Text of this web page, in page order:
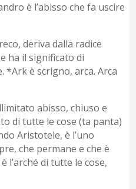
è l’abisso che fa uscire
deriva dalla radice
ha il significato di
è scrigno, arca. Arca
abisso, chiuso e
di tutte le cose (ta panta)
Aristotele, è l’uno
che permane e che è
l’arché di tutte le cose,